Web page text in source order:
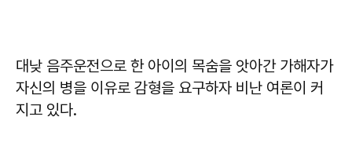
대낮 음주운전으로 한 아이의 목숨을 앗아간 가해자가
자신의 병을 이유로 감형을 요구하자 비난 여론이 커
지고 있다.